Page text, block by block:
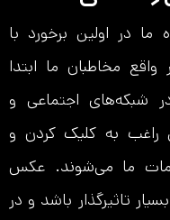
در اولین برخورد با
مخاطبان ما ابتدا
شبکه‌های اجتماعی و
به کلیک کردن و
ما می‌شوند. عکس
تاثیرگذار باشد و در